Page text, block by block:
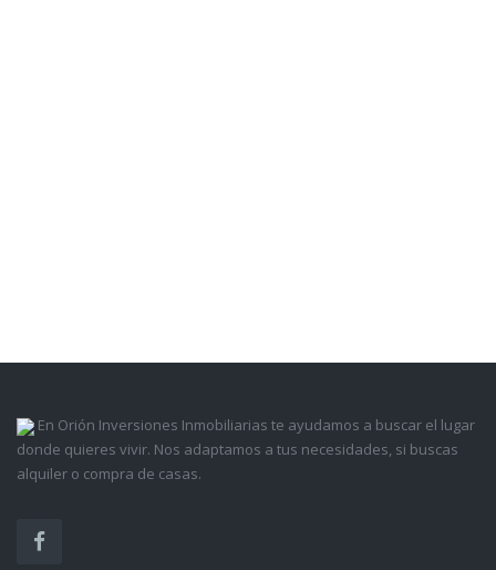
En Orión Inversiones Inmobiliarias te ayudamos a buscar el lugar
donde quieres vivir. Nos adaptamos a tus necesidades, si buscas
alquiler o compra de casas.